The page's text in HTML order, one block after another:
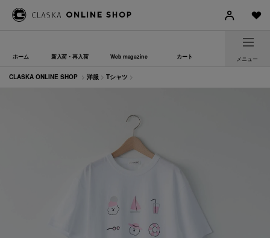
ホーム 新入荷・再入荷 Web magazine カート メニュー
CLASKA ONLINE SHOP > 洋服 > Tシャツ >